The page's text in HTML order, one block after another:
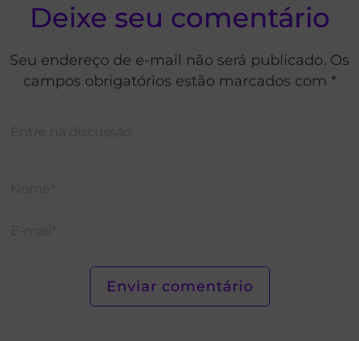
Deixe seu comentário
Seu endereço de e-mail não será publicado. Os
campos obrigatórios estão marcados com *